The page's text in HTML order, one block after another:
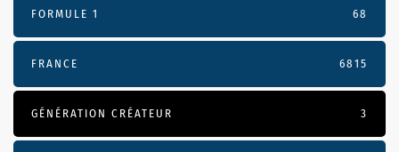
FORMULE 1 68
FRANCE 6815
GÉNÉRATION CRÉATEUR 3